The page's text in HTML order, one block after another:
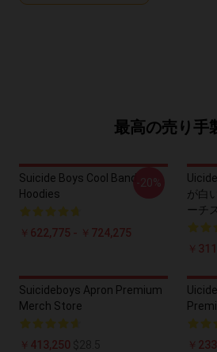
最高の売り手
Suicide Boys Cool Band
Hoodies
￥622,775 - ￥724,275
-20%
が白
ーチ
￥
Suicideboys Apron Premium
Merch Store
￥413,250 ￥